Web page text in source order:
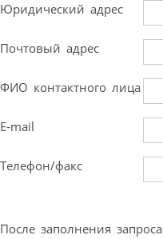
Юридический адрес
Почтовый адрес
ФИО контактного лица
E-mail
Телефон/факс
После заполнения